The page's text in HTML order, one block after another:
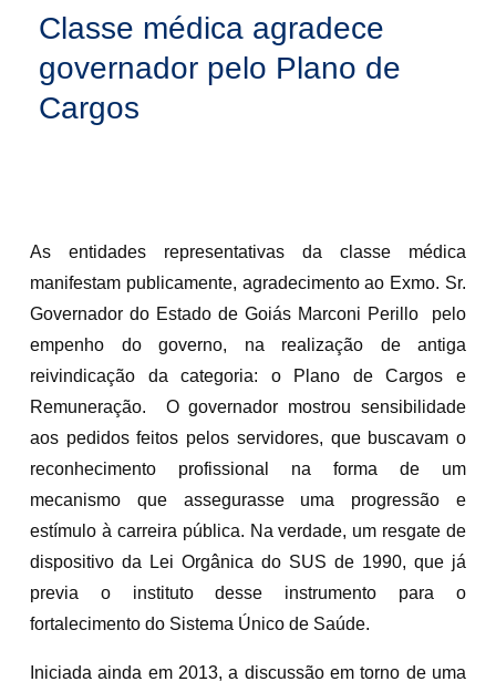
Classe médica agradece
governador pelo Plano de
Cargos
As entidades representativas da classe médica
manifestam publicamente, agradecimento ao Exmo. Sr.
Governador do Estado de Goiás Marconi Perillo pelo
empenho do governo, na realização de antiga
reivindicação da categoria: o Plano de Cargos e
Remuneração. O governador mostrou sensibilidade
aos pedidos feitos pelos servidores, que buscavam o
reconhecimento profissional na forma de um
mecanismo que assegurasse uma progressão e
estímulo à carreira pública. Na verdade, um resgate de
dispositivo da Lei Orgânica do SUS de 1990, que já
previa o instituto desse instrumento para o
fortalecimento do Sistema Único de Saúde.
Iniciada ainda em 2013, a discussão em torno de uma